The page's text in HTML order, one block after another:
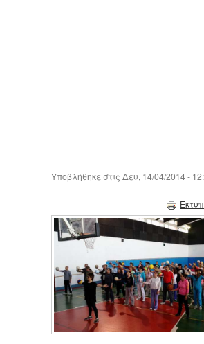
Υποβλήθηκε στις Δευ, 14/04/2014 -